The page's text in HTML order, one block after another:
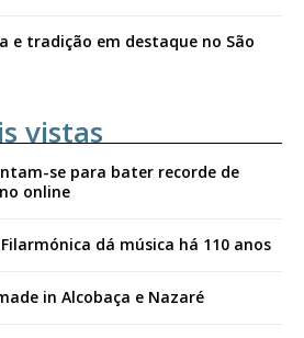
e tradição em destaque no São
vistas
se para bater recorde de
online
dá música há 110 anos
in Alcobaça e Nazaré